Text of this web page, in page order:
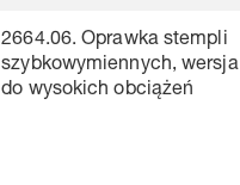
2664.06. Oprawka stempli
szybkowymiennych, wersja
do wysokich obciążeń